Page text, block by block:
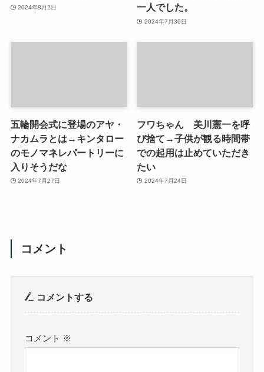
2024年8月2日
一人でした。
2024年7月30日
五輪開会式に登場のアヤ・
ナカムラとは→キンタロー
のモノマネレパートリーに
入りそうだな
2024年7月27日
フワちゃん 美川憲一を呼
び捨て→子供が観る時間帯
での起用は止めていただき
たい
2024年7月24日
コメント
コメントする
コメント ※